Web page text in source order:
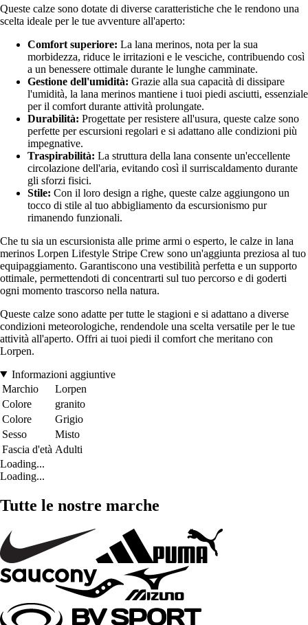
Queste calze sono dotate di diverse caratteristiche che le rendono una
scelta ideale per le tue avventure all'aperto:
Comfort superiore: La lana merinos, nota per la sua
morbidezza, riduce le irritazioni e le vesciche, contribuendo così
a un benessere ottimale durante le lunghe camminate.
Gestione dell'umidità: Grazie alla sua capacità di dissipare
l'umidità, la lana merinos mantiene i tuoi piedi asciutti, essenziale
per il comfort durante attività prolungate.
Durabilità: Progettate per resistere all'usura, queste calze sono
perfette per escursioni regolari e si adattano alle condizioni più
impegnative.
Traspirabilità: La struttura della lana consente un'eccellente
circolazione dell'aria, evitando così il surriscaldamento durante
gli sforzi fisici.
Stile: Con il loro design a righe, queste calze aggiungono un
tocco di stile al tuo abbigliamento da escursionismo pur
rimanendo funzionali.
Che tu sia un escursionista alle prime armi o esperto, le calze in lana
merinos Lorpen Lifestyle Stripe Crew sono un'aggiunta preziosa al tuo
equipaggiamento. Garantiscono una vestibilità perfetta e un supporto
ottimale, permettendoti di concentrarti sul tuo percorso e di goderti
ogni momento trascorso nella natura.
Queste calze sono adatte per tutte le stagioni e si adattano a diverse
condizioni meteorologiche, rendendole una scelta versatile per le tue
attività all'aperto. Offri ai tuoi piedi il comfort che meritano con
Lorpen.
Informazioni aggiuntive
Marchio
Lorpen
Colore
granito
Colore
Grigio
Sesso
Misto
Fascia d'età Adulti
Loading...
Loading...
Tutte le nostre marche